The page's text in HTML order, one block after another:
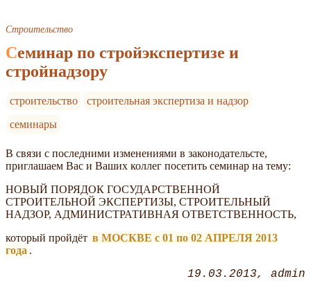
Строительство
Семинар по стройэкспертизе и
стройнадзору
строительство
строительная экспертиза и надзор
семинары
В связи с последними изменениями в законодательсте,
приглашаем Вас и Ваших коллег посетить семинар на тему:
НОВЫЙ ПОРЯДОК ГОСУДАРСТВЕННОЙ
СТРОИТЕЛЬНОЙ ЭКСПЕРТИЗЫ, СТРОИТЕЛЬНЫЙ
НАДЗОР, АДМИНИСТРАТИВНАЯ ОТВЕТСТВЕННОСТЬ,
который пройдёт в МОСКВЕ с 01 по 02 АПРЕЛЯ 2013
года .
19.03.2013 admin